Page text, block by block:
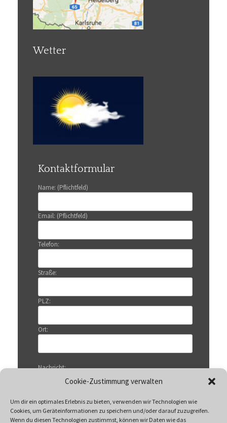
Cookie-Zustimmung verwalten
Um dir ein optimales Erlebnis zu bieten, verwenden wir Technologien wie
Cookies, um Geräteinformationen zu speichern und/oder darauf zuzugreifen.
Wenn du diesen Technologien zustimmst, können wir Daten wie das
Wetter
Kontaktformular
Name: (Pflichtfeld)
Email: (Pflichtfeld)
Telefon:
Straße:
PLZ:
Ort:
Nachricht: